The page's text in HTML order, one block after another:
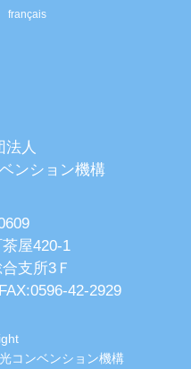
français
法人
ンション機構
屋420-1
支所3Ｆ
42-2929
コンベンション機構